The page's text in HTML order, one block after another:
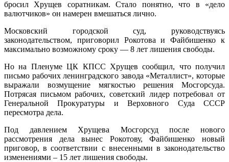
бросил Хрущев соратникам. Стало понятно, что в «дело
валютчиков» он намерен вмешаться лично.
Московский городской суд, руководствуясь
законодательством, приговорил Рокотова и Файбишенко к
максимально возможному сроку — 8 лет лишения свободы.
Но на Пленуме ЦК КПСС Хрущев сообщил, что получил
письмо рабочих ленинградского завода «Металлист», которые
выражали возмущение мягкостью решения Мосгорсуда.
Потрясая письмом рабочих, советский лидер потребовал от
Генеральной Прокуратуры и Верховного Суда СССР
пересмотра дела.
Под давлением Хрущева Мосгорсуд после нового
рассмотрения дела вынес Рокотову, Файбишенко новый
приговор, в соответствии с внесенными в законодательство
изменениями – 15 лет лишения свободы.